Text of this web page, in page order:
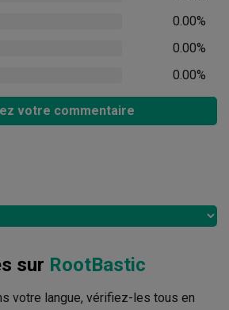
0.00%
0.00%
0.00%
votre commentaire
sur RootBastic
votre langue, vérifiez-les tous en